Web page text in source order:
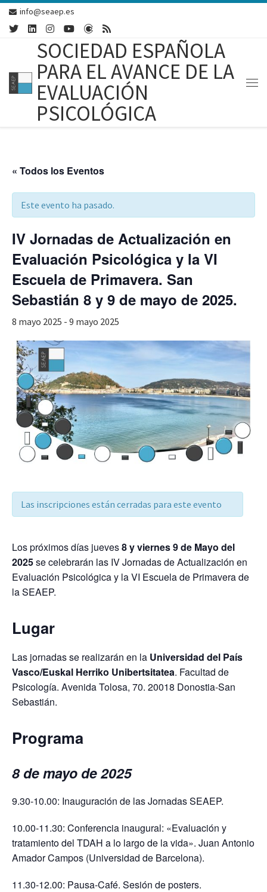
Skip to content
info@seaep.es
SOCIEDAD ESPAÑOLA
PARA EL AVANCE DE LA
EVALUACIÓN
PSICOLÓGICA
« Todos los Eventos
Este evento ha pasado.
IV Jornadas de Actualización en
Evaluación Psicológica y la VI
Escuela de Primavera. San
Sebastián 8 y 9 de mayo de 2025.
8 mayo 2025 - 9 mayo 2025
Las inscripciones están cerradas para este evento
Los próximos días jueves8 y viernes 9 de Mayo del
2025se celebrarán las IV Jornadas de Actualización en
Evaluación Psicológica y la VI Escuela de Primavera de
la SEAEP.
Lugar
Las jornadas se realizarán en la Universidad del País
Vasco/Euskal Herriko Unibertsitatea. Facultad de
Psicología. Avenida Tolosa, 70. 20018 Donostia-San
Sebastián.
Programa
8 de mayo de 2025
9.30-10.00: Inauguración de las Jornadas SEAEP.
10.00-11.30: Conferencia inaugural: «Evaluación y
tratamiento del TDAH a lo largo de la vida». Juan Antonio
Amador Campos (Universidad de Barcelona).
11.30-12.00: Pausa-Café. Sesión de posters.